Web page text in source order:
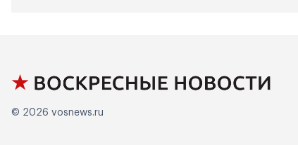
© 2026 vosnews.ru